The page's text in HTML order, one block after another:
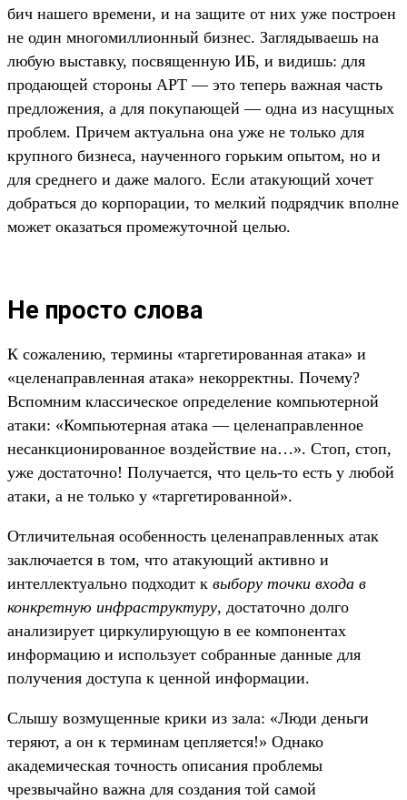
бич нашего времени, и на защите от них уже построен
не один многомиллионный бизнес. Заглядываешь на
любую выставку, посвященную ИБ, и видишь: для
продающей стороны APT — это теперь важная часть
предложения, а для покупающей — одна из насущных
проблем. Причем актуальна она уже не только для
крупного бизнеса, наученного горьким опытом, но и
для среднего и даже малого. Если атакующий хочет
добраться до корпорации, то мелкий подрядчик вполне
может оказаться промежуточной целью.
Не просто слова
К сожалению, термины «таргетированная атака» и
«целенаправленная атака» некорректны. Почему?
Вспомним классическое определение компьютерной
атаки: «Компьютерная атака — целенаправленное
несанкционированное воздействие на…». Стоп, стоп,
уже достаточно! Получается, что цель-то есть у любой
атаки, а не только у «таргетированной».
Отличительная особенность целенаправленных атак
заключается в том, что атакующий активно и
интеллектуально подходит к выбору точки входа в
конкретную инфраструктуру, достаточно долго
анализирует циркулирующую в ее компонентах
информацию и использует собранные данные для
получения доступа к ценной информации.
Слышу возмущенные крики из зала: «Люди деньги
теряют, а он к терминам цепляется!» Однако
академическая точность описания проблемы
чрезвычайно важна для создания той самой